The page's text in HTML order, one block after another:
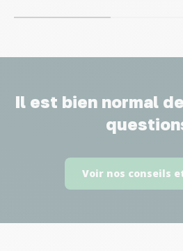
Il est bien normal
Voir nos conseils